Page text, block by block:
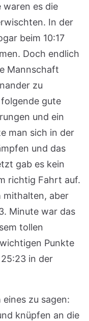
waren es die
In der
beim 10:17
Doch endlich
Mannschaft
zu
gute
und ein
man sich in der
und das
gab es kein
richtig Fahrt auf.
mithalten, aber
Minute war das
tollen
Punkte
in der
zu sagen:
knüpfen an die